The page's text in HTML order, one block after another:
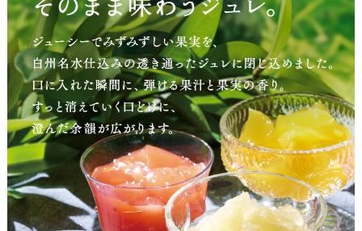
岳や末広がりを意味す
やつ時」という意味を込
。雄大な八ヶ岳山麓の自
る、こだわりのスイー
さい。